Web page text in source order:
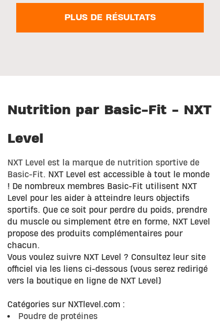
PLUS DE RÉSULTATS
Nutrition par Basic-Fit - NXT
Level
NXT Level est la marque de nutrition sportive de
Basic-Fit. NXT Level est accessible à tout le monde
! De nombreux membres Basic-Fit utilisent NXT
Level pour les aider à atteindre leurs objectifs
sportifs. Que ce soit pour perdre du poids, prendre
du muscle ou simplement être en forme, NXT Level
propose des produits complémentaires pour
chacun.
Vous voulez suivre NXT Level ? Consultez leur site
officiel via les liens ci-dessous (vous serez redirigé
vers la boutique en ligne de NXT Level)
Catégories sur NXTlevel.com :
Poudre de protéines